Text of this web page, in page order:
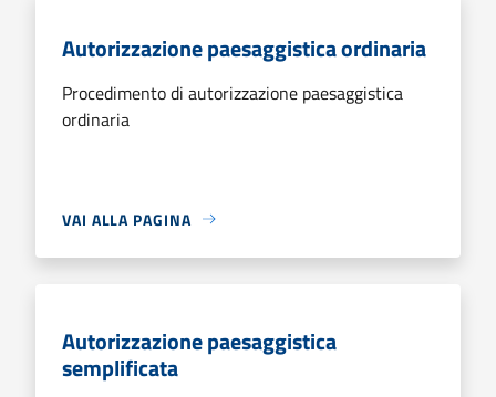
Autorizzazione paesaggistica ordinaria
Procedimento di autorizzazione paesaggistica
ordinaria
VAI ALLA PAGINA
Autorizzazione paesaggistica
semplificata